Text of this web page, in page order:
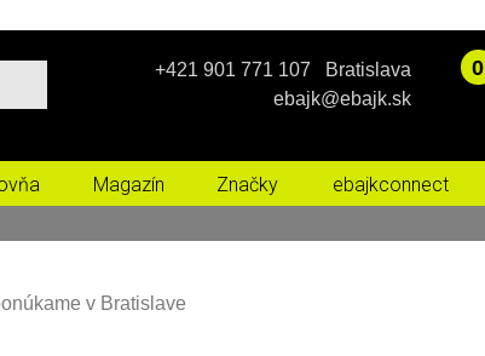
+421 901 771 107 Bratislava
ebajk@ebajk.sk
Magazín Značky ebajkconnect
v Bratislave